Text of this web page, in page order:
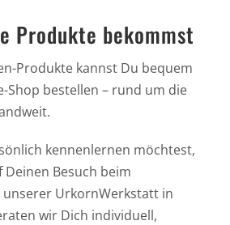
Produkte bekommst
Produkte kannst Du bequem
Shop bestellen – rund um die
kennenlernen möchtest,
Besuch beim
unserer UrkornWerkstatt in
wir Dich individuell,